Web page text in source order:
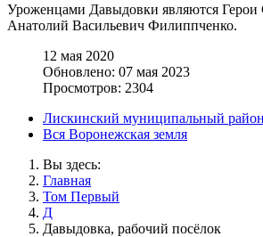
Уроженцами Давыдовки являются
Анатолий Васильевич Филиппченко.
12 мая 2020
Обновлено: 07 мая 2023
Просмотров: 2304
Лискинский муниципальный район
Вся Воронежская земля
Вы здесь:
Главная
Том Первый
Д
Давыдовка, рабочий посёлок